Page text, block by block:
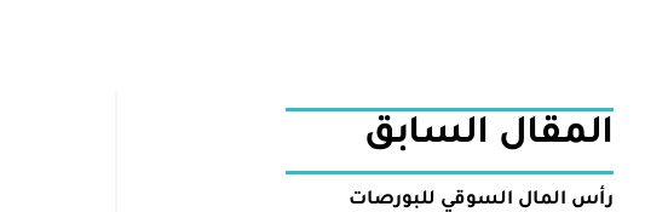
المقال السابق
رأس المال السوقي للبورصات